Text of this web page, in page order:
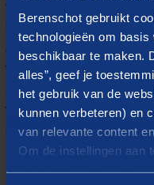
Berenschot gebruikt
technologieën om
beschikbaar te maken.
alles”, geef je
het gebruik van de
kunnen verbeteren) en
van relevante content
Om de instellingen aan
workshops, serious
practice. Met een
zorg ik ervoor dat
van elkaar leren en
gedragen en
verbinden van
opgaven integraal aan te